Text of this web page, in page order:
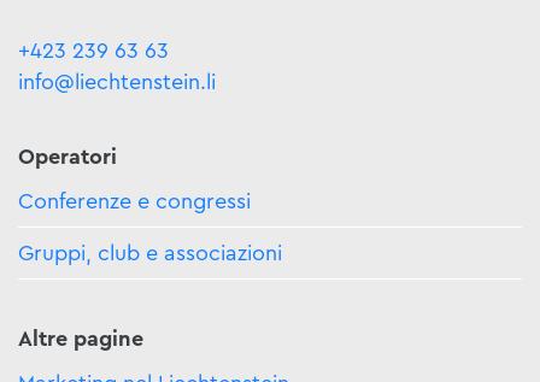
+423 239 63 63
info@liechtenstein.li
Operatori
Conferenze e congressi
Gruppi, club e associazioni
Altre pagine